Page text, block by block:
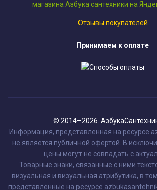
Отзывы покупателей
Принимаем к оплате
© 2014–2026.
Информация, представленная на ресурсе
не является публичной офертой. В
цены могут не совпадать с
Товарные знаки, связанные с ними
визуальная и визуальная атрибутика, в
представленные на ресурсе